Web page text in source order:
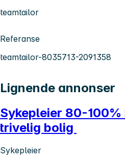
teamtailor
Referanse
teamtailor-8035713-2091358
Lignende annonser
Sykepleier 80-
trivelig bolig
Sykepleier